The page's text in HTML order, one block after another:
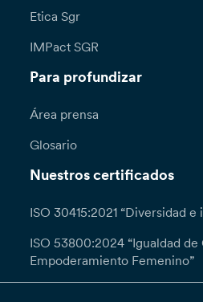
Etica Sgr
IMPact SGR
Para profundizar
Área prensa
Glosario
Nuestros certificados
ISO 30415:2021 “Diversidad e
ISO 53800:2024 “Igualdad de
Empoderamiento Femenino”